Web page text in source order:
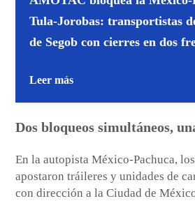
Tula-Jorobas: transportistas
de Segob con cierres en dos
Leer más
Dos bloqueos simultáneos,
En la autopista México-Pachuca,
apostaron tráileres y unidades de
con dirección a la Ciudad de